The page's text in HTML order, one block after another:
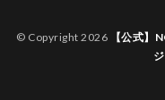
© Copyright 2026
【公式】